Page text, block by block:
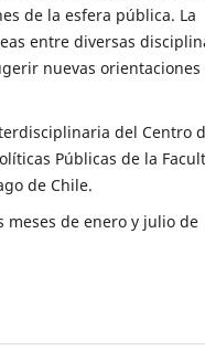
de la esfera pública. La
entre diversas
nuevas orientaciones
del Centro
Públicas de la
de Chile.
meses de enero y julio de